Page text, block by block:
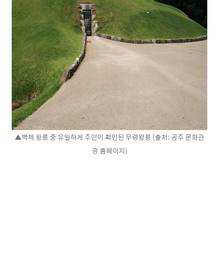
▲백제 왕릉 중 유일하게 주인이 확인된 무령왕릉 (출처: 공주 문화관
광 홈페이지)